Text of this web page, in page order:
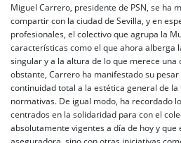
Miguel Carrero, presidente de PSN, se ha
compartir con la ciudad de Sevilla, y en
profesionales, el colectivo que agrupa la
características como el que ahora alberga
singular y a la altura de lo que merece
obstante, Carrero ha manifestado su
continuidad total a la estética general de
normativas. De igual modo, ha recordado
centrados en la solidaridad para con el
absolutamente vigentes a día de hoy y que